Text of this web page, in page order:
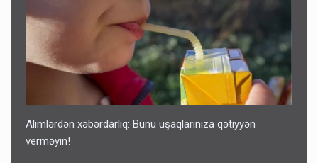
Alimlərdən xəbərdarlıq: Bunu uşaqlarınıza qətiyyən
verməyin!